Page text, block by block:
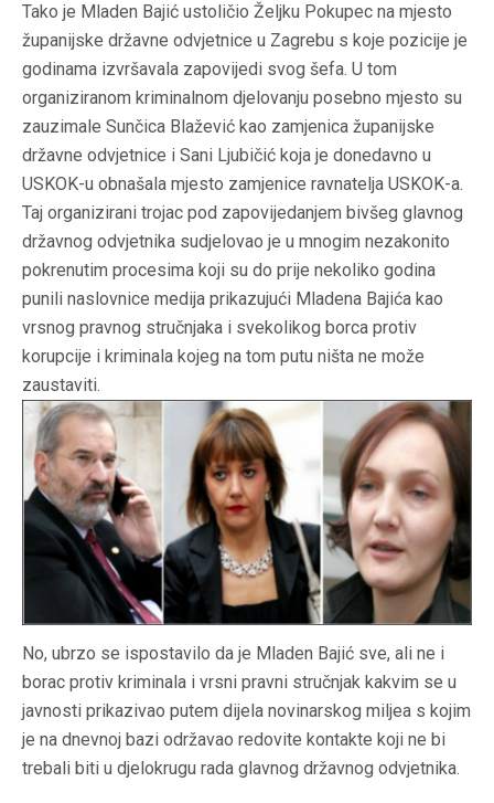
Tako je Mladen Bajić ustoličio Željku Pokupec na mjesto
županijske državne odvjetnice u Zagrebu s koje pozicije je
godinama izvršavala zapovijedi svog šefa. U tom
organiziranom kriminalnom djelovanju posebno mjesto su
zauzimale Sunčica Blažević kao zamjenica županijske
državne odvjetnice i Sani Ljubičić koja je donedavno u
USKOK-u obnašala mjesto zamjenice ravnatelja USKOK-a.
Taj organizirani trojac pod zapovijedanjem bivšeg glavnog
državnog odvjetnika sudjelovao je u mnogim nezakonito
pokrenutim procesima koji su do prije nekoliko godina
punili naslovnice medija prikazujući Mladena Bajića kao
vrsnog pravnog stručnjaka i svekolikog borca protiv
korupcije i kriminala kojeg na tom putu ništa ne može
zaustaviti.
No, ubrzo se ispostavilo da je Mladen Bajić sve, ali ne i
borac protiv kriminala i vrsni pravni stručnjak kakvim se u
javnosti prikazivao putem dijela novinarskog miljea s kojim
je na dnevnoj bazi održavao redovite kontakte koji ne bi
trebali biti u djelokrugu rada glavnog državnog odvjetnika.